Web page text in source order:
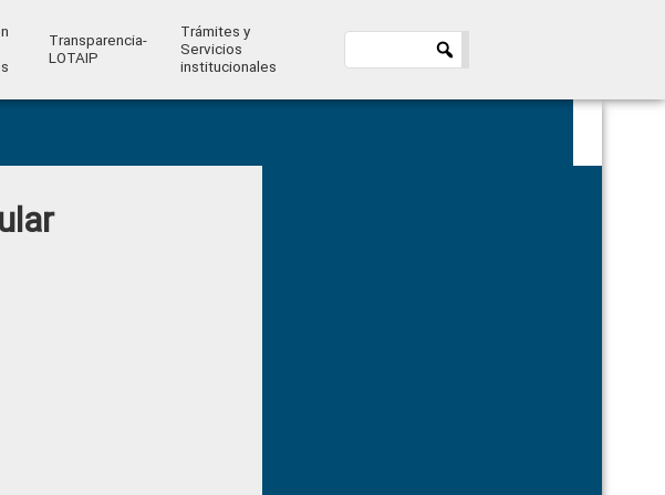
Transparencia-
LOTAIP
Trámites y
Servicios
institucionales